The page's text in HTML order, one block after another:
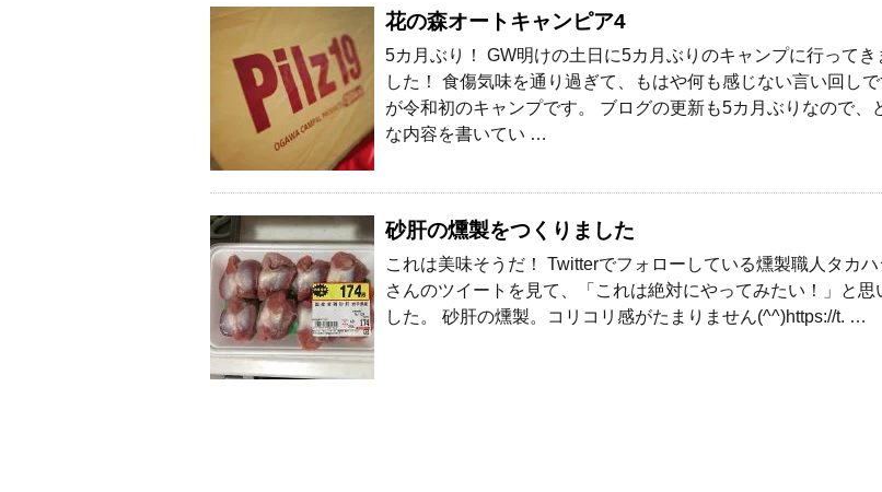
花の森オートキャンピア4
5カ月ぶり！ GW明けの土日に5カ月ぶりのキャンプに行ってき
した！ 食傷気味を通り過ぎて、もはや何も感じない言い回しで
が令和初のキャンプです。 ブログの更新も5カ月ぶりなので、
な内容を書いてい …
砂肝の燻製をつくりました
これは美味そうだ！ Twitterでフォローしている燻製職人タカハ
さんのツイートを見て、「これは絶対にやってみたい！」と思
した。 砂肝の燻製。コリコリ感がたまりません(^^)https://t. …